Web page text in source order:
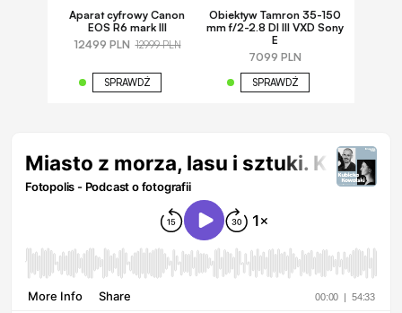
Aparat cyfrowy Canon
EOS R6 mark III
12499 PLN 12999 PLN
SPRAWDŹ
Obiektyw Tamron 35-150
mm f/2-2.8 DI III VXD Sony
E
7099 PLN
SPRAWDŹ